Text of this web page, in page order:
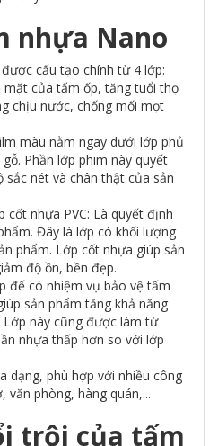
nhựa Nano
cấu tạo chính từ 4 lớp:
mặt của tấm ốp, tăng tuổi thọ
chịu nước, chống mối mọt
màu nằm ngay dưới lớp phủ
Phần lớp phim này quyết
nét và chân thật của sản
cốt nhựa PVC: Là quyết định
Đây là lớp có khối lượng
phẩm. Lớp cốt nhựa giúp sản
độ ồn, bền đẹp.
đế có nhiệm vụ bảo vệ tấm
sản phẩm tăng khả năng
Lớp này cũng được làm từ
nhựa thấp hơn so với lớp
dạng, phù hợp với nhiều công
văn phòng, hàng quán,...
trội của tấm